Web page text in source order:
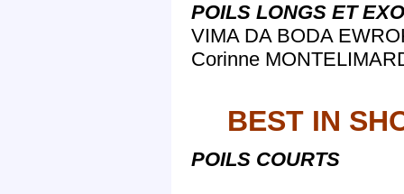
POILS LONGS ET
VIMA DA BODA
Corinne
BEST IN
POILS COURTS